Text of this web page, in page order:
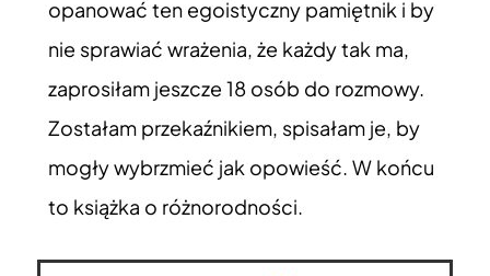
opanować ten egoistyczny pamiętnik i by
nie sprawiać wrażenia, że każdy tak ma,
zaprosiłam jeszcze 18 osób do rozmowy.
Zostałam przekaźnikiem, spisałam je, by
mogły wybrzmieć jak opowieść. W końcu
to książka o różnorodności.